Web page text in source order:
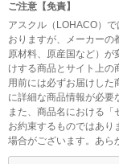
ご注意【免責】
アスクル（LOHACO）
おりますが、メーカーの
原材料、原産国など）が
けする商品とサイト上の
用前には必ずお届けした
に詳細な商品情報が必要
また、商品名における
お約束するものではあり
場合がございます。あら